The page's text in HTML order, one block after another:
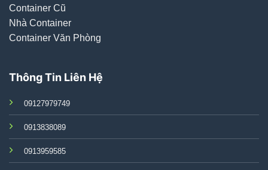
Container Cũ
Nhà Container
Container Văn Phòng
Thông Tin Liên Hệ
09127979749
0913838089
0913959585